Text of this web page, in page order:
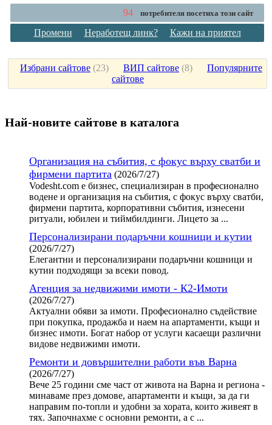
94 потребителя посетиха този сайт
Промени Неработещ линк? Кажи на приятел
Избрани сайтове (23) ВИП сайтове (8) Популярните
сайтове
Най-новите сайтoве в каталога
Организация на събития, с фокус върху сватби и
фирмени партита (2026/7/27)
Vodesht.com е бизнес, специализиран в професионално
водене и организация на събития, с фокус върху сватби,
фирмени партита, корпоративни събития, изнесени
ритуали, юбилеи и тиймбилдинги. Лицето за ...
Персонализирани подаръчни кошници и кутии
(2026/7/27)
Елегантни и персонализирани подаръчни кошници и
кутии подходящи за всеки повод.
Агенция за недвижими имоти - К2-Имоти
(2026/7/27)
Актуални обяви за имоти. Професионално съдействие
при покупка, продажба и наем на апартаменти, къщи и
бизнес имоти. Богат набор от услуги касаещи различни
видове недвижими имоти.
Ремонти и довършителни работи във Варна
(2026/7/27)
Вече 25 години сме част от живота на Варна и региона -
минаваме през домове, апартаменти и къщи, за да ги
направим по-топли и удобни за хората, които живеят в
тях. Започнахме с основни ремонти, а с ...